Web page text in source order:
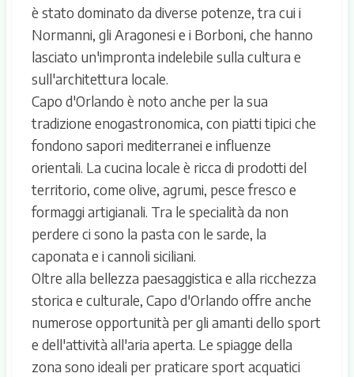
è stato dominato da diverse potenze, tra cui i
Normanni, gli Aragonesi e i Borboni, che hanno
lasciato un'impronta indelebile sulla cultura e
sull'architettura locale.
Capo d'Orlando è noto anche per la sua
tradizione enogastronomica, con piatti tipici che
fondono sapori mediterranei e influenze
orientali. La cucina locale è ricca di prodotti del
territorio, come olive, agrumi, pesce fresco e
formaggi artigianali. Tra le specialità da non
perdere ci sono la pasta con le sarde, la
caponata e i cannoli siciliani.
Oltre alla bellezza paesaggistica e alla ricchezza
storica e culturale, Capo d'Orlando offre anche
numerose opportunità per gli amanti dello sport
e dell'attività all'aria aperta. Le spiagge della
zona sono ideali per praticare sport acquatici